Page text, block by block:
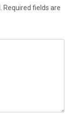
Required fields are